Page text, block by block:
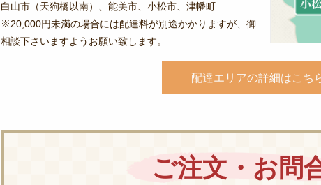
白山市（天狗橋以南）、能美市、小松市、津幡町
※20,000円未満の場合には配達料が別途かかりますが、御
相談下さいますようお願い致します。
配達エリアの詳細はこち
ご注文・お問